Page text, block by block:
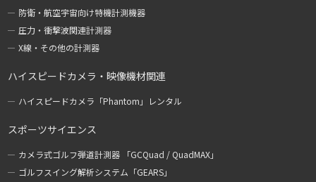
防衛・航空宇宙向け特機計測機器
圧力・衝撃波関連計測器
X線・その他の計測器
ハイスピードカメラ・映像機材関連
ハイスピードカメラ「Phantom」レンタル
スポーツサイエンス
カメラ式ゴルフ弾道計測器 「GCQuad / QuadMAX」
ゴルフスイング解析システム「GEARS」